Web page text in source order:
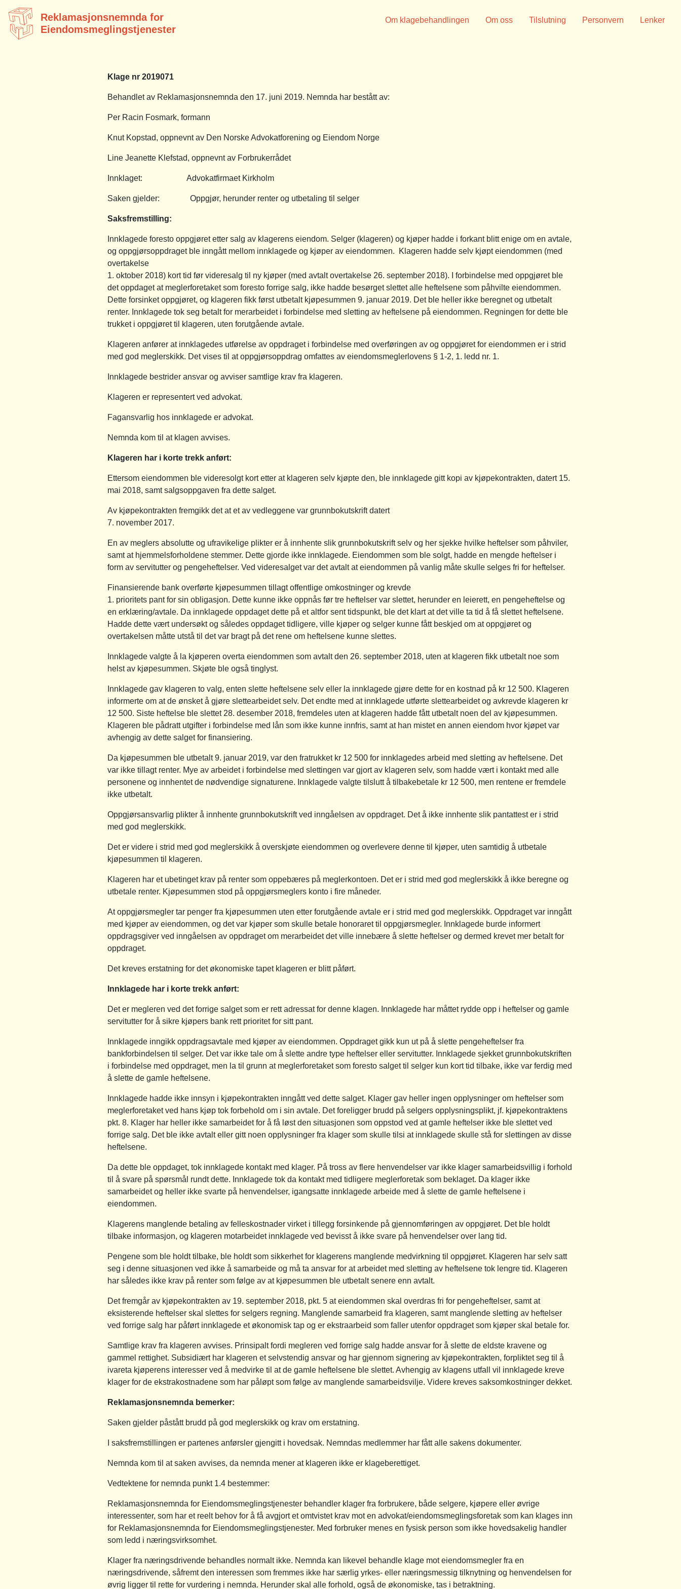
Reklamasjonsnemnda for
Eiendomsmeglingstjenester
Om klagebehandlingen Om oss Tilslutning Personvern Lenker
Klage nr 2019071
Behandlet av Reklamasjonsnemnda den 17. juni 2019. Nemnda har bestått av:
Per Racin Fosmark, formann
Knut Kopstad, oppnevnt av Den Norske Advokatforening og Eiendom Norge
Line Jeanette Klefstad, oppnevnt av Forbrukerrådet
Innklaget: Advokatfirmaet Kirkholm
Saken gjelder: Oppgjør, herunder renter og utbetaling til selger
Saksfremstilling:
Innklagede foresto oppgjøret etter salg av klagerens eiendom. Selger (klageren) og kjøper hadde i forkant blitt enige om en avtale,
og oppgjørsoppdraget ble inngått mellom innklagede og kjøper av eiendommen. Klageren hadde selv kjøpt eiendommen (med
overtakelse
1. oktober 2018) kort tid før videresalg til ny kjøper (med avtalt overtakelse 26. september 2018). I forbindelse med oppgjøret ble
det oppdaget at meglerforetaket som foresto forrige salg, ikke hadde besørget slettet alle heftelsene som påhvilte eiendommen.
Dette forsinket oppgjøret, og klageren fikk først utbetalt kjøpesummen 9. januar 2019. Det ble heller ikke beregnet og utbetalt
renter. Innklagede tok seg betalt for merarbeidet i forbindelse med sletting av heftelsene på eiendommen. Regningen for dette ble
trukket i oppgjøret til klageren, uten forutgående avtale.
Klageren anfører at innklagedes utførelse av oppdraget i forbindelse med overføringen av og oppgjøret for eiendommen er i strid
med god meglerskikk. Det vises til at oppgjørsoppdrag omfattes av eiendomsmeglerlovens § 1-2, 1. ledd nr. 1.
Innklagede bestrider ansvar og avviser samtlige krav fra klageren.
Klageren er representert ved advokat.
Fagansvarlig hos innklagede er advokat.
Nemnda kom til at klagen avvises.
Klageren har i korte trekk anført:
Ettersom eiendommen ble videresolgt kort etter at klageren selv kjøpte den, ble innklagede gitt kopi av kjøpekontrakten, datert 15.
mai 2018, samt salgsoppgaven fra dette salget.
Av kjøpekontrakten fremgikk det at et av vedleggene var grunnbokutskrift datert
7. november 2017.
En av meglers absolutte og ufravikelige plikter er å innhente slik grunnbokutskrift selv og her sjekke hvilke heftelser som påhviler,
samt at hjemmelsforholdene stemmer. Dette gjorde ikke innklagede. Eiendommen som ble solgt, hadde en mengde heftelser i
form av servitutter og pengeheftelser. Ved videresalget var det avtalt at eiendommen på vanlig måte skulle selges fri for heftelser.
Finansierende bank overførte kjøpesummen tillagt offentlige omkostninger og krevde
1. prioritets pant for sin obligasjon. Dette kunne ikke oppnås før tre heftelser var slettet, herunder en leierett, en pengeheftelse og
en erklæring/avtale. Da innklagede oppdaget dette på et altfor sent tidspunkt, ble det klart at det ville ta tid å få slettet heftelsene.
Hadde dette vært undersøkt og således oppdaget tidligere, ville kjøper og selger kunne fått beskjed om at oppgjøret og
overtakelsen måtte utstå til det var bragt på det rene om heftelsene kunne slettes.
Innklagede valgte å la kjøperen overta eiendommen som avtalt den 26. september 2018, uten at klageren fikk utbetalt noe som
helst av kjøpesummen. Skjøte ble også tinglyst.
Innklagede gav klageren to valg, enten slette heftelsene selv eller la innklagede gjøre dette for en kostnad på kr 12 500. Klageren
informerte om at de ønsket å gjøre slettearbeidet selv. Det endte med at innklagede utførte slettearbeidet og avkrevde klageren kr
12 500. Siste heftelse ble slettet 28. desember 2018, fremdeles uten at klageren hadde fått utbetalt noen del av kjøpesummen.
Klageren ble pådratt utgifter i forbindelse med lån som ikke kunne innfris, samt at han mistet en annen eiendom hvor kjøpet var
avhengig av dette salget for finansiering.
Da kjøpesummen ble utbetalt 9. januar 2019, var den fratrukket kr 12 500 for innklagedes arbeid med sletting av heftelsene. Det
var ikke tillagt renter. Mye av arbeidet i forbindelse med slettingen var gjort av klageren selv, som hadde vært i kontakt med alle
personene og innhentet de nødvendige signaturene. Innklagede valgte tilslutt å tilbakebetale kr 12 500, men rentene er fremdele
ikke utbetalt.
Oppgjørsansvarlig plikter å innhente grunnbokutskrift ved inngåelsen av oppdraget. Det å ikke innhente slik pantattest er i strid
med god meglerskikk.
Det er videre i strid med god meglerskikk å overskjøte eiendommen og overlevere denne til kjøper, uten samtidig å utbetale
kjøpesummen til klageren.
Klageren har et ubetinget krav på renter som oppebæres på meglerkontoen. Det er i strid med god meglerskikk å ikke beregne og
utbetale renter. Kjøpesummen stod på oppgjørsmeglers konto i fire måneder.
At oppgjørsmegler tar penger fra kjøpesummen uten etter forutgående avtale er i strid med god meglerskikk. Oppdraget var inngått
med kjøper av eiendommen, og det var kjøper som skulle betale honoraret til oppgjørsmegler. Innklagede burde informert
oppdragsgiver ved inngåelsen av oppdraget om merarbeidet det ville innebære å slette heftelser og dermed krevet mer betalt for
oppdraget.
Det kreves erstatning for det økonomiske tapet klageren er blitt påført.
Innklagede har i korte trekk anført:
Det er megleren ved det forrige salget som er rett adressat for denne klagen. Innklagede har måttet rydde opp i heftelser og gamle
servitutter for å sikre kjøpers bank rett prioritet for sitt pant.
Innklagede inngikk oppdragsavtale med kjøper av eiendommen. Oppdraget gikk kun ut på å slette pengeheftelser fra
bankforbindelsen til selger. Det var ikke tale om å slette andre type heftelser eller servitutter. Innklagede sjekket grunnbokutskriften
i forbindelse med oppdraget, men la til grunn at meglerforetaket som foresto salget til selger kun kort tid tilbake, ikke var ferdig med
å slette de gamle heftelsene.
Innklagede hadde ikke innsyn i kjøpekontrakten inngått ved dette salget. Klager gav heller ingen opplysninger om heftelser som
meglerforetaket ved hans kjøp tok forbehold om i sin avtale. Det foreligger brudd på selgers opplysningsplikt, jf. kjøpekontraktens
pkt. 8. Klager har heller ikke samarbeidet for å få løst den situasjonen som oppstod ved at gamle heftelser ikke ble slettet ved
forrige salg. Det ble ikke avtalt eller gitt noen opplysninger fra klager som skulle tilsi at innklagede skulle stå for slettingen av disse
heftelsene.
Da dette ble oppdaget, tok innklagede kontakt med klager. På tross av flere henvendelser var ikke klager samarbeidsvillig i forhold
til å svare på spørsmål rundt dette. Innklagede tok da kontakt med tidligere meglerforetak som beklaget. Da klager ikke
samarbeidet og heller ikke svarte på henvendelser, igangsatte innklagede arbeide med å slette de gamle heftelsene i
eiendommen.
Klagerens manglende betaling av felleskostnader virket i tillegg forsinkende på gjennomføringen av oppgjøret. Det ble holdt
tilbake informasjon, og klageren motarbeidet innklagede ved bevisst å ikke svare på henvendelser over lang tid.
Pengene som ble holdt tilbake, ble holdt som sikkerhet for klagerens manglende medvirkning til oppgjøret. Klageren har selv satt
seg i denne situasjonen ved ikke å samarbeide og må ta ansvar for at arbeidet med sletting av heftelsene tok lengre tid. Klageren
har således ikke krav på renter som følge av at kjøpesummen ble utbetalt senere enn avtalt.
Det fremgår av kjøpekontrakten av 19. september 2018, pkt. 5 at eiendommen skal overdras fri for pengeheftelser, samt at
eksisterende heftelser skal slettes for selgers regning. Manglende samarbeid fra klageren, samt manglende sletting av heftelser
ved forrige salg har påført innklagede et økonomisk tap og er ekstraarbeid som faller utenfor oppdraget som kjøper skal betale for.
Samtlige krav fra klageren avvises. Prinsipalt fordi megleren ved forrige salg hadde ansvar for å slette de eldste kravene og
gammel rettighet. Subsidiært har klageren et selvstendig ansvar og har gjennom signering av kjøpekontrakten, forpliktet seg til å
ivareta kjøperens interesser ved å medvirke til at de gamle heftelsene ble slettet. Avhengig av klagens utfall vil innklagede kreve
klager for de ekstrakostnadene som har påløpt som følge av manglende samarbeidsvilje. Videre kreves saksomkostninger dekket.
Reklamasjonsnemnda bemerker:
Saken gjelder påstått brudd på god meglerskikk og krav om erstatning.
I saksfremstillingen er partenes anførsler gjengitt i hovedsak. Nemndas medlemmer har fått alle sakens dokumenter.
Nemnda kom til at saken avvises, da nemnda mener at klageren ikke er klageberettiget.
Vedtektene for nemnda punkt 1.4 bestemmer:
Reklamasjonsnemnda for Eiendomsmeglingstjenester behandler klager fra forbrukere, både selgere, kjøpere eller øvrige
interessenter, som har et reelt behov for å få avgjort et omtvistet krav mot en advokat/eiendomsmeglingsforetak som kan klages inn
for Reklamasjonsnemnda for Eiendomsmeglingstjenester. Med forbruker menes en fysisk person som ikke hovedsakelig handler
som ledd i næringsvirksomhet.
Klager fra næringsdrivende behandles normalt ikke. Nemnda kan likevel behandle klage mot eiendomsmegler fra en
næringsdrivende, såfremt den interessen som fremmes ikke har særlig yrkes- eller næringsmessig tilknytning og henvendelsen for
øvrig ligger til rette for vurdering i nemnda. Herunder skal alle forhold, også de økonomiske, tas i betraktning.